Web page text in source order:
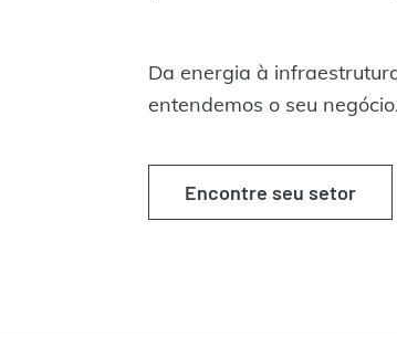
Da energia à
entendemos o seu negócio.
Encontre seu setor